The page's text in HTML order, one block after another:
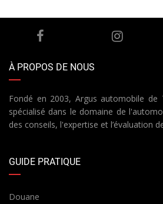
À PROPOS DE NOUS
Fondé en 2003, Argus automobile
spécialisé dans le domaine de
des conseils, l'expertise et l’évaluation
GUIDE PRATIQUE
Douane